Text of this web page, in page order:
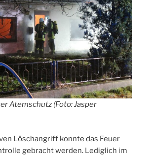
Atemschutz (Foto: Jasper
Löschangriff konnte das Feuer
gebracht werden. Lediglich im